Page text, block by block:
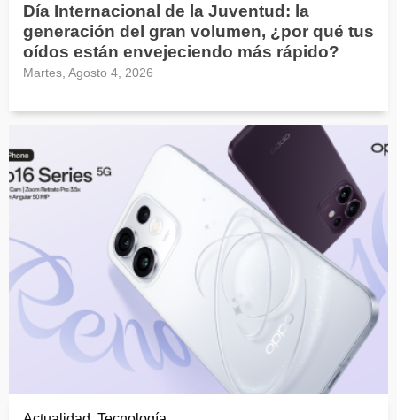
Día Internacional de la Juventud: la
generación del gran volumen, ¿por qué tus
oídos están envejeciendo más rápido?
Martes, Agosto 4, 2026